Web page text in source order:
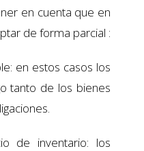
en cuenta que en
de forma parcial :
en estos casos los
tanto de los bienes
de inventario: los